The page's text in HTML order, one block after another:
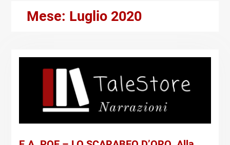
Mese: Luglio 2020